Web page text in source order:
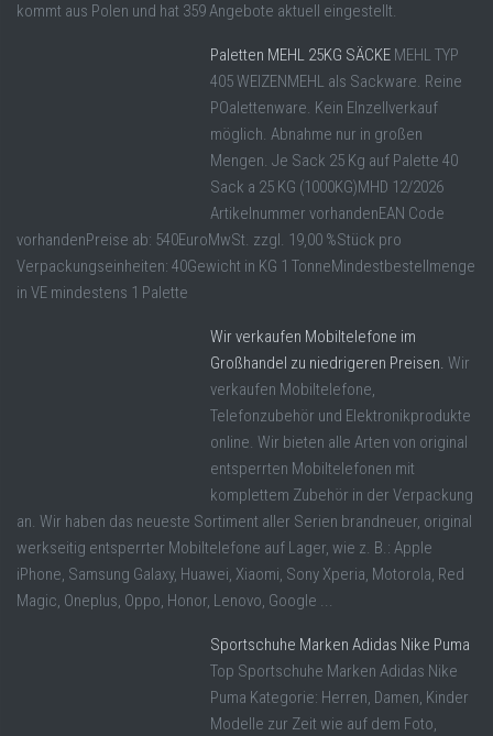
kommt aus Polen und hat 359 Angebote aktuell eingestellt.
Paletten MEHL 25KG SÄCKE MEHL TYP
405 WEIZENMEHL als Sackware. Reine
POalettenware. Kein EInzellverkauf
möglich. Abnahme nur in großen
Mengen. Je Sack 25 Kg auf Palette 40
Sack a 25 KG (1000KG)MHD 12/2026
Artikelnummer vorhandenEAN Code
vorhandenPreise ab: 540EuroMwSt. zzgl. 19,00 %Stück pro
Verpackungseinheiten: 40Gewicht in KG 1 TonneMindestbestellmenge
in VE mindestens 1 Palette
Wir verkaufen Mobiltelefone im
Großhandel zu niedrigeren Preisen. Wir
verkaufen Mobiltelefone,
Telefonzubehör und Elektronikprodukte
online. Wir bieten alle Arten von original
entsperrten Mobiltelefonen mit
komplettem Zubehör in der Verpackung
an. Wir haben das neueste Sortiment aller Serien brandneuer, original
werkseitig entsperrter Mobiltelefone auf Lager, wie z. B.: Apple
iPhone, Samsung Galaxy, Huawei, Xiaomi, Sony Xperia, Motorola, Red
Magic, Oneplus, Oppo, Honor, Lenovo, Google ...
Sportschuhe Marken Adidas Nike Puma
Top Sportschuhe Marken Adidas Nike
Puma Kategorie: Herren, Damen, Kinder
Modelle zur Zeit wie auf dem Foto,